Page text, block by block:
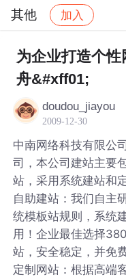
其他 加入
社区 其他 帖
为企业打造个
舟&#xff01;
doudou_jiayou
2009-12-30
中南网络科技有限公
司，本公司建站主要
站，采用系统建站和
自助建站：我们自主
统模板站规则，系统
用！企业最佳选择
站，安全稳定，并免
定制网站：根据高端